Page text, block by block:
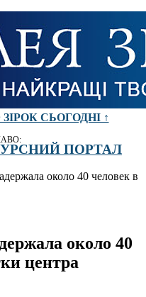
СЬОГОДНІ ↑
ПОРТАЛ
около 40 человек в
около 40
центра